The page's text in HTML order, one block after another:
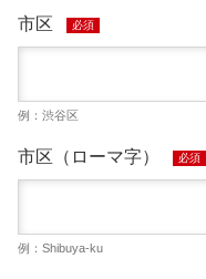
市区 必須
例：渋谷区
市区（ローマ字） 必須
例：Shibuya-ku